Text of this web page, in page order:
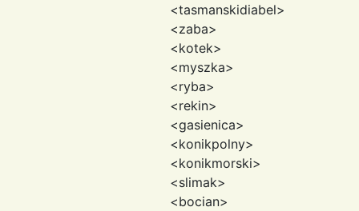
<tasmanskidiabel>
<zaba>
<kotek>
<myszka>
<ryba>
<rekin>
<gasienica>
<konikpolny>
<konikmorski>
<slimak>
<bocian>